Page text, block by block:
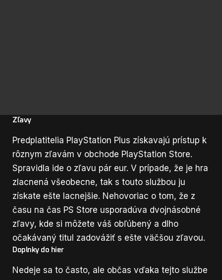
Zľavy
Predplatitelia PlayStation Plus získavajú prístup k
rôznym zľavám v obchode PlayStation Store.
Spravidla ide o zľavu pár eur. V prípade, že je hra
zlacnená všeobecne, tak s touto službou ju
získate ešte lacnejšie. Nehovoriac o tom, že z
času na čas PS Store usporadúva dvojnásobné
zľavy, kde si môžete váš obľúbený a dlho
očakávaný titul zadovážiť s ešte väčšou zľavou.
Doplnky do hier
Nedeje sa to často, ale občas vďaka tejto službe